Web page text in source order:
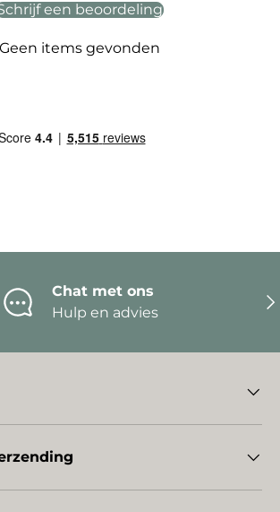
een beoordeling
Geen items gevonden
Chat met ons
Hulp en advies